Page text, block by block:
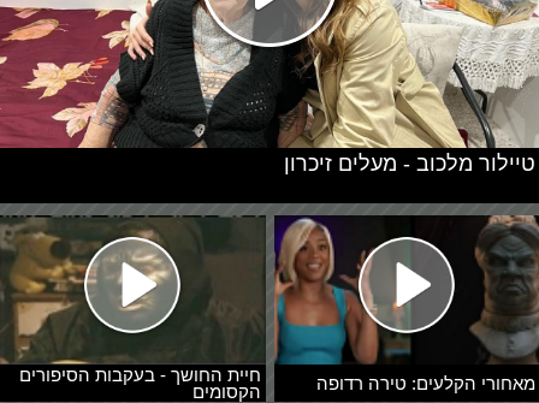
מאחורי הקלעים: טירה רדופה
חיית החושך - בעקבות הסיפורים
הקסומים
טיילור מלכוב - מעלים זיכרון